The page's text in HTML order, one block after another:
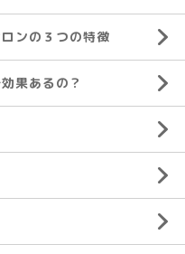
ンの３つの特徴
果あるの？